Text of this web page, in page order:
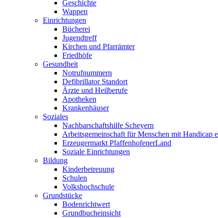
Geschichte
Wappen
Einrichtungen
Bücherei
Jugendtreff
Kirchen und Pfarrämter
Friedhöfe
Gesundheit
Notrufnummern
Defibrillator Standort
Ärzte und Heilberufe
Apotheken
Krankenhäuser
Soziales
Nachbarschaftshilfe Scheyern
Arbeitsgemeinschaft für Menschen mit Handicap
Erzeugermarkt PfaffenhofenerLand
Soziale Einrichtungen
Bildung
Kinderbetreuung
Schulen
Volkshochschule
Grundstücke
Bodenrichtwert
Grundbucheinsicht